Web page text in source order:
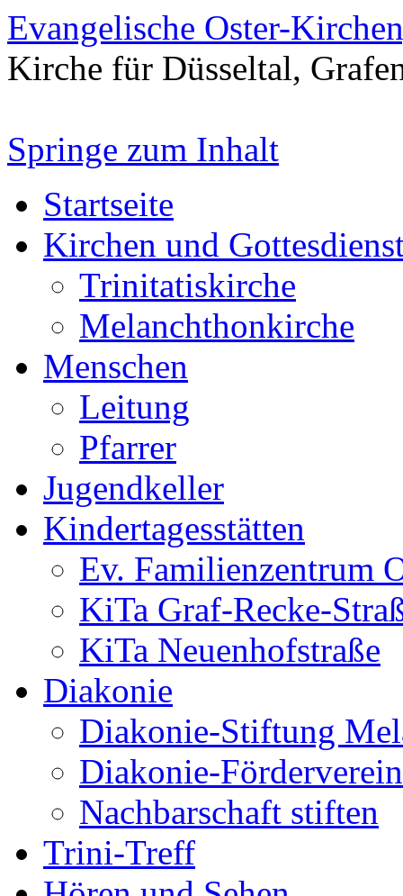
Evangelische Oster-
Kirche für Düsseltal,
Springe zum Inhalt
Startseite
Kirchen und
Trinitatiskirche
Melanchthonkirche
Menschen
Leitung
Pfarrer
Jugendkeller
Kindertagesstätten
Ev. Familienzentrum
KiTa Graf-Recke-
KiTa Neuenhofstraße
Diakonie
Diakonie-Stiftung
Diakonie-
Nachbarschaft stiften
Trini-Treff